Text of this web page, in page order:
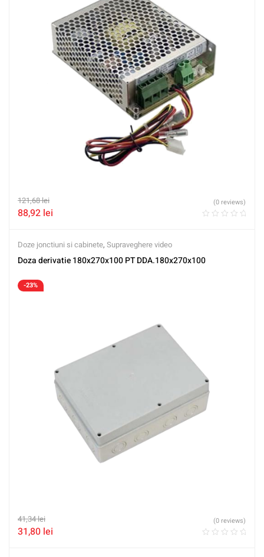
121,68lei
88,92 lei
(0 reviews)
Doze jonctiuni si cabinete, Supraveghere video
Doza derivatie 180x270x100 PT DDA.180x270x100
-23%
41,34lei
31,80 lei
(0 reviews)